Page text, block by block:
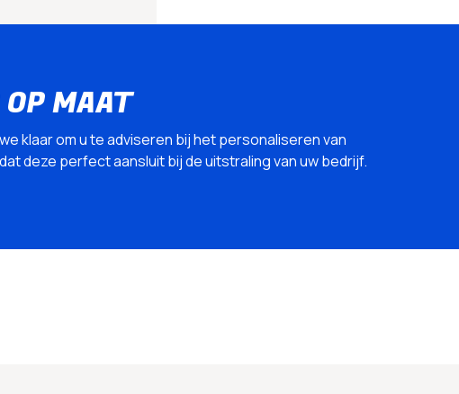
MAAT
klaar om u te adviseren bij het personaliseren van
deze perfect aansluit bij de uitstraling van uw bedrijf.